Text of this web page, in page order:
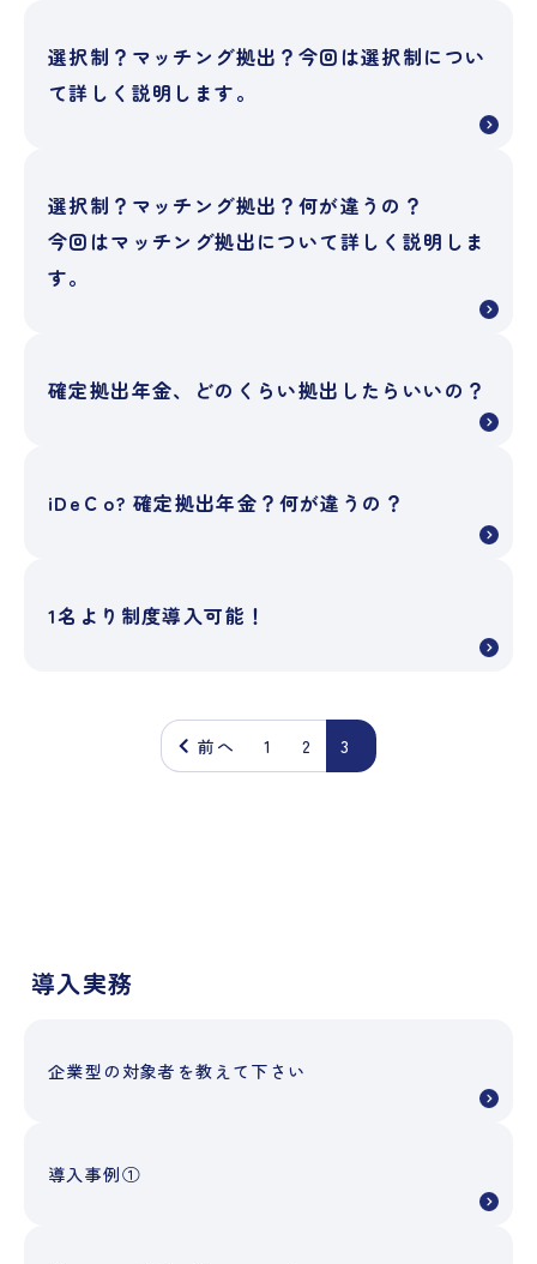
選択制？マッチング拠出？今回は選択制につい
て詳しく説明します。
選択制？マッチング拠出？何が違うの？
今回はマッチング拠出について詳しく説明しま
す。
確定拠出年金、どのくらい拠出したらいいの？
iDeＣo? 確定拠出年金？何が違うの？
1名より制度導入可能！
前へ 1 2 3
導入実務
企業型の対象者を教えて下さい
導入事例①